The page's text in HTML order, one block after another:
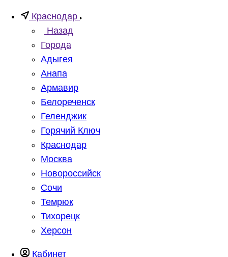
Краснодар
Назад
Города
Адыгея
Анапа
Армавир
Белореченск
Геленджик
Горячий Ключ
Краснодар
Москва
Новороссийск
Сочи
Темрюк
Тихорецк
Херсон
Кабинет